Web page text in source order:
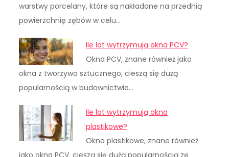
warstwy porcelany, które są nakładane na przednią
powierzchnię zębów w celu…
Ile lat wytrzymują okna PCV?
Okna PCV, znane również jako
okna z tworzywa sztucznego, cieszą się dużą
popularnością w budownictwie…
Ile lat wytrzymują okna
plastikowe?
Okna plastikowe, znane również